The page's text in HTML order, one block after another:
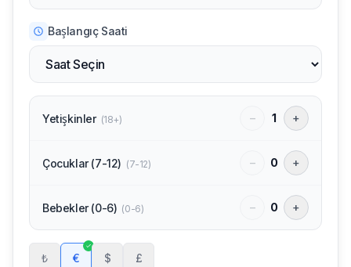
Başlangıç Saati
Yetişkinler (18+) − 1 +
Çocuklar (7-12) (7-12) − 0 +
Bebekler (0-6) (0-6) − 0 +
₺ € $ £